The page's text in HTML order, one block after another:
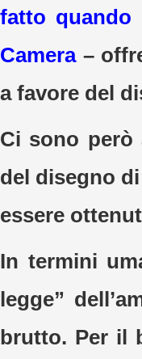
fatto quando
Camera–
a favore del
Ci sono però
del disegno
essere
In termini
legge”
brutto. Per il